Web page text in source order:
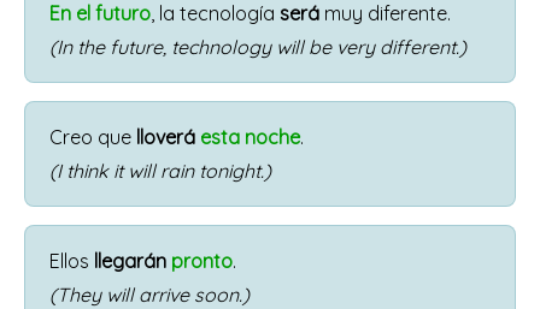
En el futuro, la tecnología será muy diferente.
(In the future, technology will be very different.)
Creo que lloverá esta noche.
(I think it will rain tonight.)
Ellos llegarán pronto.
(They will arrive soon.)